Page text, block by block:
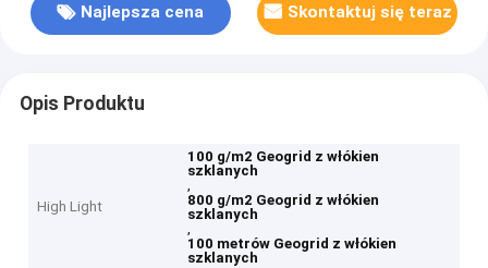
Najlepsza cena Skontaktuj się teraz
Opis Produktu
High Light
100 g/m2 Geogrid z włókien
szklanych
,
800 g/m2 Geogrid z włókien
szklanych
,
100 metrów Geogrid z włókien
szklanych